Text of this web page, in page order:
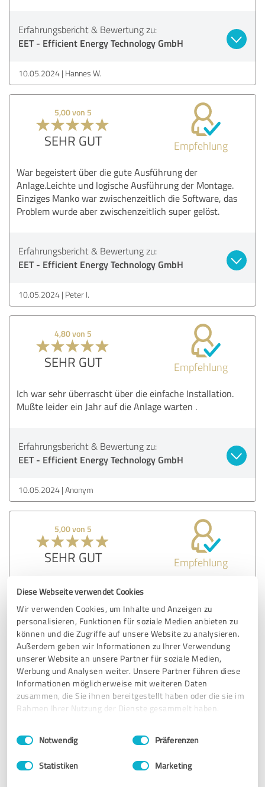
Diese Webseite verwendet Cookies
Wir verwenden Cookies, um Inhalte und Anzeigen zu
personalisieren, Funktionen für soziale Medien anbieten zu
können und die Zugriffe auf unsere Website zu analysieren.
Außerdem geben wir Informationen zu Ihrer Verwendung
unserer Website an unsere Partner für soziale Medien,
Werbung und Analysen weiter. Unsere Partner führen diese
Informationen möglicherweise mit weiteren Daten
zusammen, die Sie ihnen bereitgestellt haben oder die sie im
Rahmen Ihrer Nutzung der Dienste gesammelt haben.
Impressum Datenschutzbestimmungen
Einwilligungsauswahl
Notwendig Präferenzen
Statistiken Marketing
Erfahrungsbericht & Bewertung zu:
EET - Efficient Energy Technology GmbH
10.05.2024 Hannes W.
5,00 von 5
SEHR GUT Empfehlung
War begeistert über die gute Ausführung der
Anlage.Leichte und logische Ausführung der Montage.
Einziges Manko war zwischenzeitlich die Software, das
Problem wurde aber zwischenzeitlich super gelöst.
Erfahrungsbericht & Bewertung zu:
EET - Efficient Energy Technology GmbH
10.05.2024 Peter I.
4,80 von 5
SEHR GUT Empfehlung
Ich war sehr überrascht über die einfache Installation.
Mußte leider ein Jahr auf die Anlage warten .
Erfahrungsbericht & Bewertung zu:
EET - Efficient Energy Technology GmbH
10.05.2024 Anonym
5,00 von 5
SEHR GUT Empfehlung
2010 ein 300Wp Modul gekauft.
Erfahrungsbericht & Bewertung zu:
EET - Efficient Energy Technology GmbH
10.05.2024 A.